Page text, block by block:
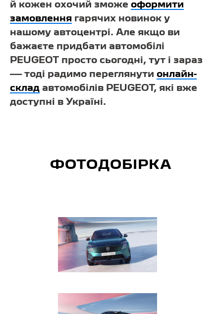
й кожен охочий зможе оформити
замовлення гарячих новинок у
нашому автоцентрі. Але якщо ви
бажаєте придбати автомобілі
PEUGEOT просто сьогодні, тут і зараз
— тоді радимо переглянути онлайн-
склад автомобілів PEUGEOT, які вже
доступні в Україні.
ФОТОДОБІРКА